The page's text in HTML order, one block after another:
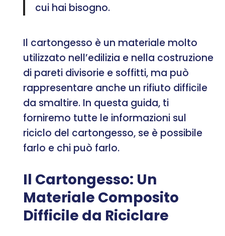
cui hai bisogno.
Il cartongesso è un materiale molto
utilizzato nell’edilizia e nella costruzione
di pareti divisorie e soffitti, ma può
rappresentare anche un rifiuto difficile
da smaltire. In questa guida, ti
forniremo tutte le informazioni sul
riciclo del cartongesso, se è possibile
farlo e chi può farlo.
Il Cartongesso: Un
Materiale Composito
Difficile da Riciclare